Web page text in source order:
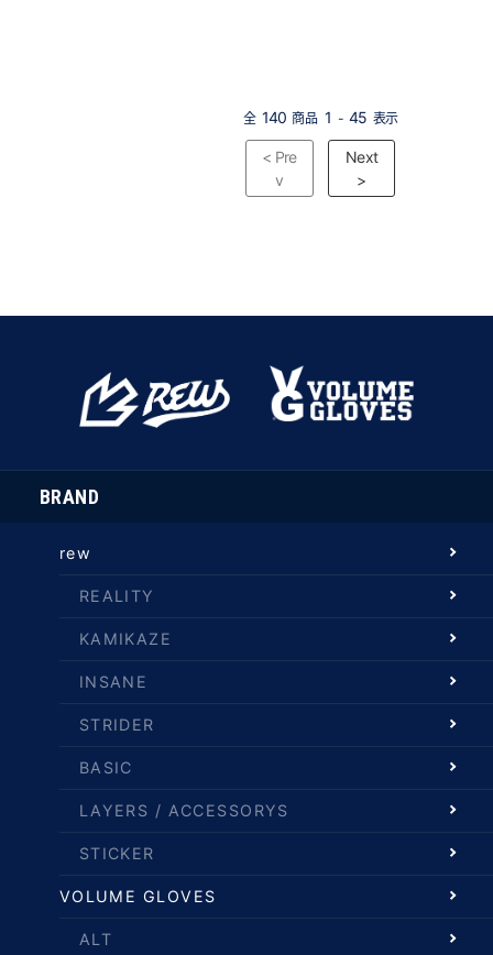
全 140 商品 1 - 45 表示
< Pre
v
Next
>
BRAND
rew
REALITY
KAMIKAZE
INSANE
STRIDER
BASIC
LAYERS / ACCESSORYS
STICKER
VOLUME GLOVES
ALT